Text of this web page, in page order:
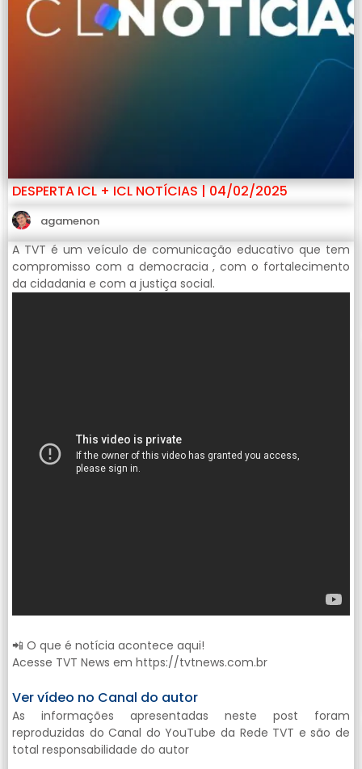
DESPERTA ICL + ICL NOTÍCIAS | 04/02/2025
agamenon
A TVT é um veículo de comunicação educativo que tem
compromisso com a democracia , com o fortalecimento
da cidadania e com a justiça social.
📲 O que é notícia acontece aqui!
Acesse TVT News em https://tvtnews.com.br
Ver vídeo no Canal do autor
As informações apresentadas neste post foram
reproduzidas do Canal do YouTube da Rede TVT e são de
total responsabilidade do autor